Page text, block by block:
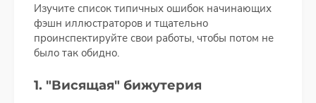
Изучите список типичных ошибок начинающих
фэшн иллюстраторов и тщательно
проинспектируйте свои работы, чтобы потом не
было так обидно.
1. "Висящая" бижутерия